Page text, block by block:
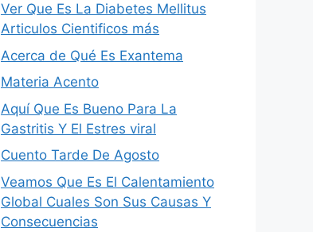
Ver Que Es La Diabetes Mellitus
Articulos Cientificos más
Acerca de Qué Es Exantema
Materia Acento
Aquí Que Es Bueno Para La
Gastritis Y El Estres viral
Cuento Tarde De Agosto
Veamos Que Es El Calentamiento
Global Cuales Son Sus Causas Y
Consecuencias